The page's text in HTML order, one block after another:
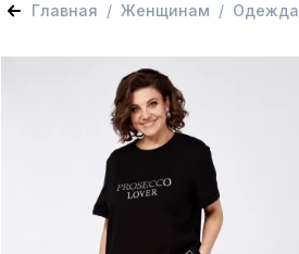
Главная Женщинам Одежда